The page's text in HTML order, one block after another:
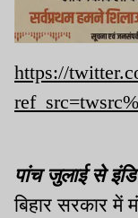
https://
पांच जुलाई से
बिहार सरकार